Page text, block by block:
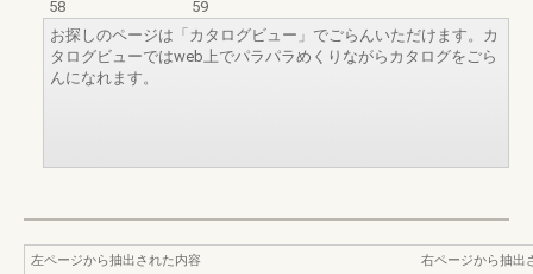
58
59
お探しのページは「カタログビュー」でごらんいただけます。カ
タログビューではweb上でパラパラめくりながらカタログをごら
んになれます。
左ページから抽出された内容
右ページから抽出